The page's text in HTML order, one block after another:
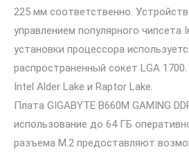
225 мм соответственно.
управлением популярного чипсета
установки процессора
распространенный сокет LGA
Intel Alder Lake и Raptor Lake.
Плата GIGABYTE B660M GAMING
использование до 64 ГБ
разъема M.2 предоставляют